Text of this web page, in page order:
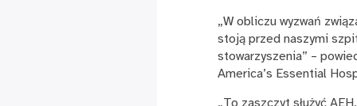
„W obliczu wyzwań
stoją przed naszymi
stowarzyszenia” –
America’s Essential
„To zaszczyt służyć